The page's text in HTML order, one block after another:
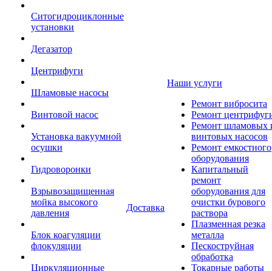
Ситогидроциклонные
установки
Дегазатор
Центрифуги
Шламовые насосы
Винтовой насос
Установка вакуумной
осушки
Гидроворонки
Взрывозащищенная
мойка высокого
давления
Блок коагуляции
флокуляции
Циркуляционные
Доставка
Наши услуги
Ремонт вибросита
Ремонт
Ремонт шламовых
винтовых насосов
Ремонт емкостного
оборудования
Капитальный
ремонт
оборудования для
очистки бурового
раствора
Плазменная резка
металла
Пескоструйная
обработка
Токарные работы